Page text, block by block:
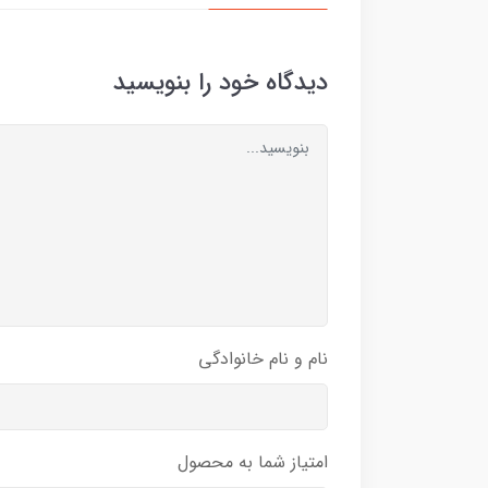
دیدگاه خود را بنویسید
نام و نام خانوادگی
امتیاز شما به محصول